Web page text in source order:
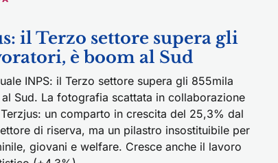
il Terzo settore supera gli
è boom al Sud
INPS: il Terzo settore supera gli 855mila
Sud. La fotografia scattata in collaborazione
un comparto in crescita del 25,3% dal
di riserva, ma un pilastro insostituibile per
giovani e welfare. Cresce anche il lavoro